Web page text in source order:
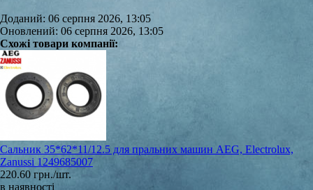
Доданий: 06 серпня 2026, 13:05
Оновлений: 06 серпня 2026, 13:05
Схожі товари компанії:
Сальник 35*62*11/12.5 для пральних машин AEG, Electrolux,
Zanussi 1249685007
220.60 грн./шт.
в наявності